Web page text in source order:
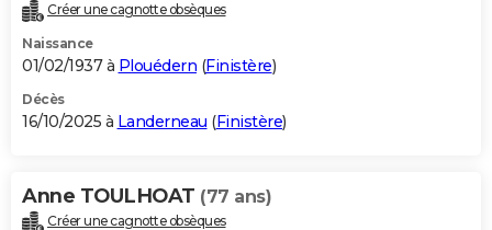
Destinations
City break
Voyage nature
Voyage de noces
Forum
Climat
+PHOTO
GUIDES D'ACHAT
BONS PLANS
Carte de Noël
Carte Bonne année
Carte Saint-Valentin
Carte Pâques
Carte d'anniversaire
DICTIONNAIRE
Créer une cagnotte obsèques
Naissance
01/02/1937 à Plouédern (Finistère)
Décès
16/10/2025 à Landerneau (Finistère)
Anne TOULHOAT (77 ans)
Créer une cagnotte obsèques